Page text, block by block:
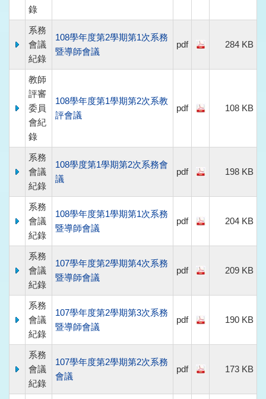
錄
系務
會議
紀錄
108學年度第2學期第1次系務
暨導師會議
pdf 284 KB
教師
評審
委員
會紀
錄
108學年度第1學期第2次系教
評會議
pdf 108 KB
系務
會議
紀錄
108學度第1學期第2次系務會
議
pdf 198 KB
系務
會議
紀錄
108學年度第1學期第1次系務
暨導師會議
pdf 204 KB
系務
會議
紀錄
107學年度第2學期第4次系務
暨導師會議
pdf 209 KB
系務
會議
紀錄
107學年度第2學期第3次系務
暨導師會議
pdf 190 KB
系務
會議
紀錄
107學年度第2學期第2次系務
會議
pdf 173 KB